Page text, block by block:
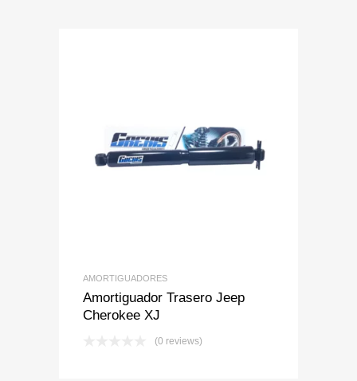
Add to Wishlist
Add to Compare
AMORTIGUADORES
Amortiguador Trasero Jeep
Cherokee XJ
(0 reviews)